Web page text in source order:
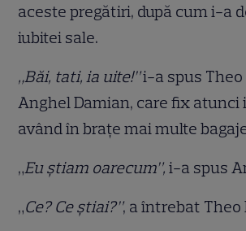
aceste pregătiri, după cum i-a
iubitei sale.
„Băi, tati, ia uite!”i-a spus Theo
Anghel Damian, care fix atunci
având în brațe mai multe
„Eu știam oarecum”, i-a spus
„Ce? Ce știai?”, a întrebat Theo